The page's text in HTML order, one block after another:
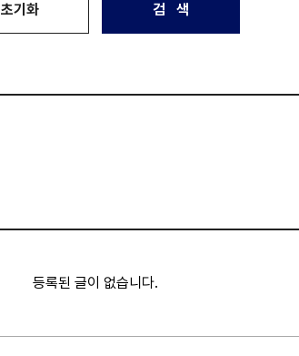
초기화 검 색
등록된 글이 없습니다.